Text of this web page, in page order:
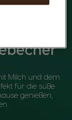
Milch und dem
für die süße
genießen,